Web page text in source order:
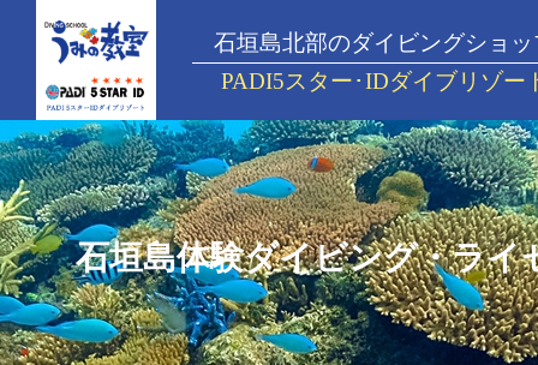
石垣島北部のダイビングショッ
PADI5スター･IDダイブリゾー
石垣島体験ダイビング・ライ